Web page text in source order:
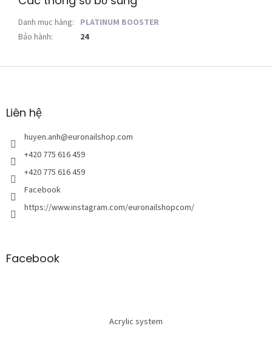
Danh mục hàng: PLATINUM BOOSTER
Bảo hành: 24
C
nLiên hệ
huyen.anh@euronailshop.com
+420 775 616 459
+420 775 616 459
Facebook
https://www.instagram.com/euronailshopcom/
Facebook
Acrylic system